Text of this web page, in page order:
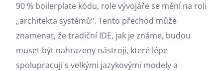
90 % boilerplate kódu, role vývojáře se mění na roli
„architekta systémů“. Tento přechod může
znamenat, že tradiční IDE, jak je známe, budou
muset být nahrazeny nástroji, které lépe
spolupracují s velkými jazykovými modely a